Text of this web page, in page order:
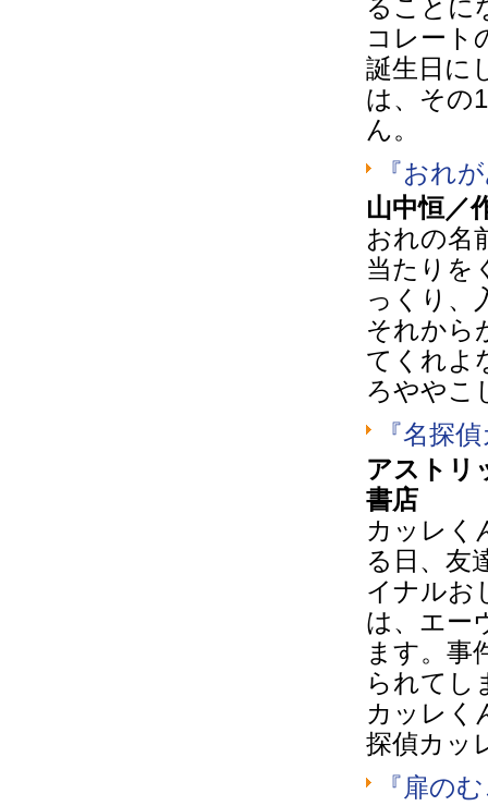
ることに
コレート
誕生日に
は、その
ん。
『おれ
山中恒
おれの名
当たりを
っくり、
それから
てくれよ
ろややこ
『名探
アスト
書店
カッレく
る日、友
イナルお
は、エー
ます。事
られてし
カッレく
探偵カッ
『扉の